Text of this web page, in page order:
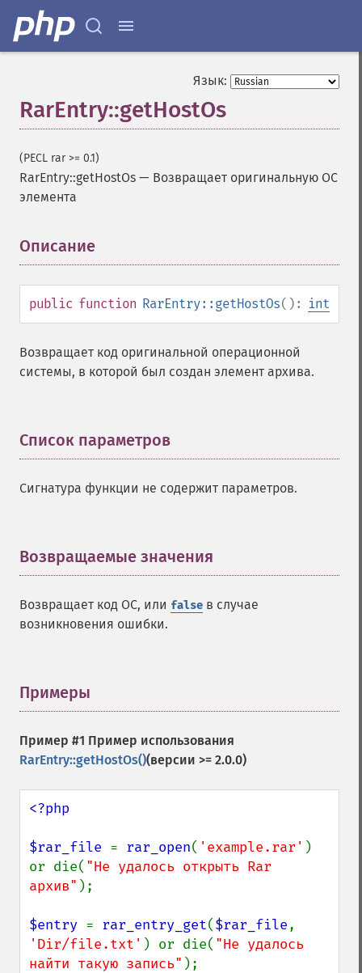
Язык:
RarEntry::getHostOs
(PECL rar >= 0.1)
RarEntry::getHostOs — Возвращает оригинальную ОС
элемента
Описание
public function RarEntry::getHostOs(): int
Возвращает код оригинальной операционной
системы, в которой был создан элемент архива.
Список параметров
Сигнатура функции не содержит параметров.
Возвращаемые значения
Возвращает код ОС, или false в случае
возникновения ошибки.
Примеры
Пример #1 Пример использования
RarEntry::getHostOs()(версии >= 2.0.0)
<?php
$rar_file = rar_open( 'example.rar' )
or die( "Не удалось открыть Rar
архив" );
$entry = rar_entry_get($rar_file
'Dir/file.txt' ) or die( "Не удалось
найти такую запись" );